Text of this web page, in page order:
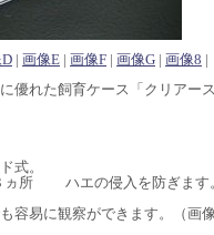
| 画像E | 画像F | 画像G | 画像8 |
優れた飼育ケース「クリアース
式。
ヵ所 ハエの侵入を防ぎます
容易に観察ができます。（画像